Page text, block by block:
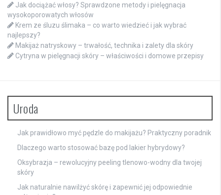
Jak dociążać włosy? Sprawdzone metody i pielęgnacja
wysokoporowatych włosów
Krem ze śluzu ślimaka – co warto wiedzieć i jak wybrać
najlepszy?
Makijaż natryskowy – trwałość, technika i zalety dla skóry
Cytryna w pielęgnacji skóry – właściwości i domowe przepisy
Uroda
Jak prawidłowo myć pędzle do makijażu? Praktyczny poradnik
Dlaczego warto stosować bazę pod lakier hybrydowy?
Oksybrazja – rewolucyjny peeling tlenowo-wodny dla twojej
skóry
Jak naturalnie nawilżyć skórę i zapewnić jej odpowiednie